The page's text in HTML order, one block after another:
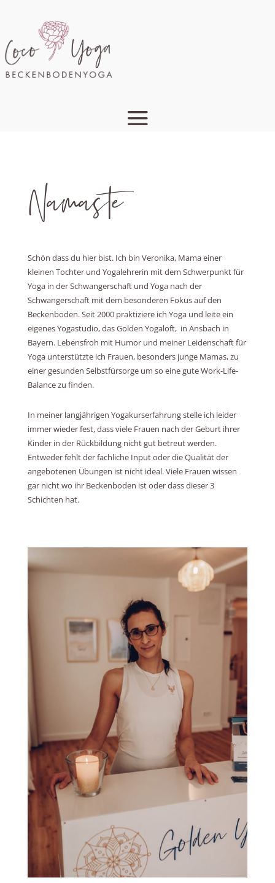
Namaste
Schön dass du hier bist. Ich bin Veronika, Mama einer
kleinen Tochter und Yogalehrerin mit dem Schwerpunkt für
Yoga in der Schwangerschaft und Yoga nach der
Schwangerschaft mit dem besonderen Fokus auf den
Beckenboden. Seit 2000 praktiziere ich Yoga und leite ein
eigenes Yogastudio, das Golden Yogaloft, in Ansbach in
Bayern. Lebensfroh mit Humor und meiner Leidenschaft für
Yoga unterstützte ich Frauen, besonders junge Mamas, zu
einer gesunden Selbstfürsorge um so eine gute Work-Life-
Balance zu finden.
In meiner langjährigen Yogakurserfahrung stelle ich leider
immer wieder fest, dass viele Frauen nach der Geburt ihrer
Kinder in der Rückbildung nicht gut betreut werden.
Entweder fehlt der fachliche Input oder die Qualität der
angebotenen Übungen ist nicht ideal. Viele Frauen wissen
gar nicht wo ihr Beckenboden ist oder dass dieser 3
Schichten hat.